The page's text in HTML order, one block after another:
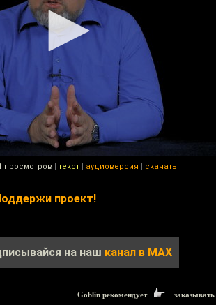
просмотров | текст | аудиоверсия | скачать
проект!
на наш канал в MAX
Goblin рекомендует заказывать